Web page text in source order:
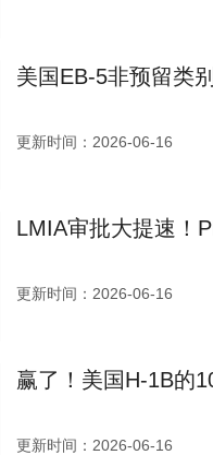
美国EB-5非预留类
更新时间：2026-06-16
LMIA审批大提速！
更新时间：2026-06-16
赢了！美国H-1B的
更新时间：2026-06-16